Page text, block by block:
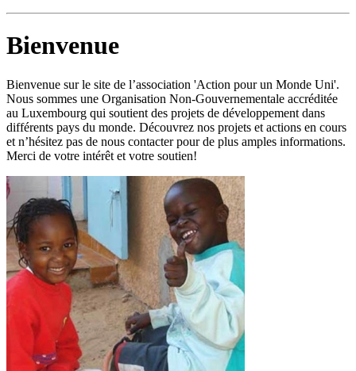
Bienvenue
Bienvenue sur le site de l’association 'Action pour un Monde Uni'.
Nous sommes une Organisation Non-Gouvernementale accréditée
au Luxembourg qui soutient des projets de développement dans
différents pays du monde. Découvrez nos projets et actions en cours
et n’hésitez pas de nous contacter pour de plus amples informations.
Merci de votre intérêt et votre soutien!